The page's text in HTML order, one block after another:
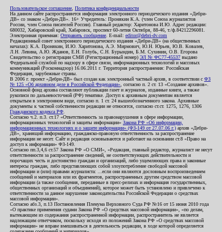
Пользовательское соглашение Политика конфиденциальности
На данном сайте распространяется информация электронного периодического издания «Дебри-
ДВ» со знаком «Дебри-ДВ». 16+ Учредитель: Пронякин К.А. (член Союза журналистов
России, член Союза писателей России). Главный редактор: Харитонова И.Ю. Адрес редакции:
680032, Хабаровский край, Хабаровск, проспект 60-летия Октября, 88-46, т./ф.84212296081.
Электронная приемная: Отправить сообщение . E-mail: editor@debri-dv.com
Редакционный совет электронного периодического издания «Дебри-ДВ» (на общественных
началах): К.А. Пронякин, И.Ю. Харитонова, А.Э. Мирмович, Ю.Н. Юрьев, Ю.В. Ковалев,
Л.Н. Левина, А.Ю. Жданов, Е.Н. Голубь, С.Н. Бурындин, Б.М. Сухинин, О.В. Егорова
Свидетельство о регистрации СМИ (Регистрационный номер) ЭЛ № ФС77-45537 выдано
Федеральной службой по надзору в сфере связи, информационных технологий и массовых
коммуникаций (Роскомнадзор) 16.06.2011 г. Территория распространения: Российская
Федерация, зарубежные страны.
В 2006 г. проект «Дебри-ДВ» был создан как электронный частный архив, в соответствии с ФЗ
№ 125 «Об архивном деле в Российской Федерации» , согласно п. 2 ст. 13 «Создание архивов».
Основной фонд архива составляют публикации газет и журналов, изданные книги, а также
рукописи по дальневосточной (РФ) тематике. Доступ к архивным документам является
открытым в электронном виде, согласно п. 1 ст. 24 вышеобозначенного закона. Архивные
документы к частной собственности редакции не относятся, согласно ст.ст. 1275, 1276, 1306
Гражданского кодекса РФ
Согласно ч.2. п.3. ст.17 «Ответственность за правонарушения в сфере информации,
информационных технологий и защиты информации» Закона РФ «Об информации,
информационных технологиях и о защите информации» (ФЗ-149 от 27.07.06 г.) архив «Дебри-
ДВ», хранящий информацию, гражданско-правовую ответственность за распространение
информации не несет. Сайт и редакция основываются и работают на основании ст.8 «Право на
доступ к информации» ФЗ-149.
Согласно пп.3,4,6 ст.57 Закона РФ «О СМИ», «Редакция, главный редактор, журналист не несут
ответственности за распространение сведений, не соответствующих действительности и
порочащих честь и достоинство граждан и организаций, либо ущемляющих права и законные
интересы граждан, либо представляющих собой злоупотребление свободой массовой
информации и (или) правами журналиста: ...если они являются дословным воспроизведением
сообщений и материалов или их фрагментов, распространенных другим средством массовой
информации (а также сообщения, переданные в пресс-релизах и информация государственных,
общественных организаций и объединений), которое может быть установлено и привлечено к
ответственности за данное нарушение законодательства Российской Федерации о средствах
массовой информации».
Согласно абз.3, п.13 Постановления Пленума Верховного Суда РФ №16 от 15 июня 2010 года
«О практике применения судами Закона РФ «О средствах массовой информации», «по делам,
вытекающим из содержания распространенной информации, распространитель не является
надлежащим ответчиком, поскольку исходя из положений Закона РФ «О средствах массовой
информации» не вправе вмешиваться в деятельность редакции, в ходе которой определяется